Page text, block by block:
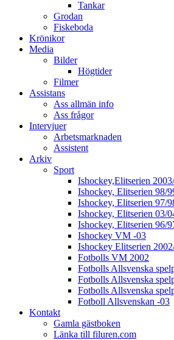
Tankar
Grodan
Fiskeboda
Krönikor
Media
Bilder
Högtider
Filmer
Assistans
Ass allmän info
Ass frågor
Intervjuer
Arbetsmarknaden
Assistent
Arkiv
Sport
Ishockey,Elitserien
Ishockey, Elitserien 98/
Ishockey, Elitserien 97/
Ishockey, Elitserien 03/
Ishockey, Elitserien 96/
Ishockey VM -03
Ishockey Elitserien
Fotbolls VM 2002
Fotbolls Allsvenska
Fotbolls Allsvenska
Fotbolls Allsvenska
Fotboll Allsvenskan -03
Kontakt
Gamla gästboken
Länka till filuren.com